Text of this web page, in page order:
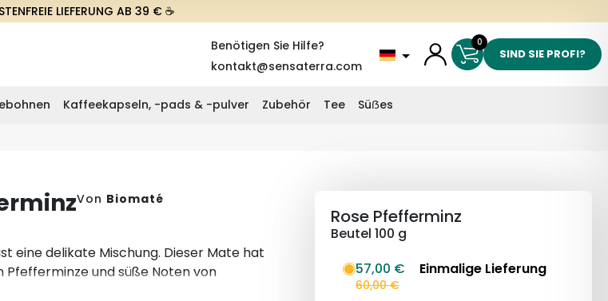
LIEFERUNG AB 39 € ☕
Benötigen Sie Hilfe?
kontakt@sensaterra.com
0
SIND SIE PROFI?
Kaffeekapseln, -pads & -pulver Zubehör Tee Süẞes
Von Biomaté
eine delikate Mischung. Dieser Mate hat
Pfefferminze und süße Noten von
eine wahre Gourmet-Mischung.
Rose Pfefferminz
Beutel 100 g
57,00 €
60,00 €
Einmalige Lieferung